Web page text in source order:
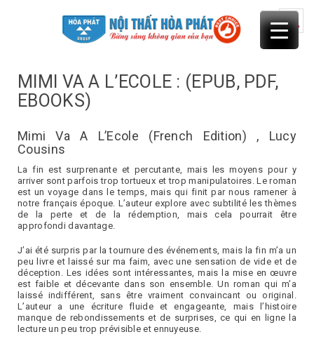
MIMI VA A L’ECOLE : (EPUB, PDF,
EBOOKS)
Mimi Va A L’Ecole (French Edition) , Lucy
Cousins
La fin est surprenante et percutante, mais les moyens pour y
arriver sont parfois trop tortueux et trop manipulatoires. Le roman
est un voyage dans le temps, mais qui finit par nous ramener à
notre français époque. L’auteur explore avec subtilité les thèmes
de la perte et de la rédemption, mais cela pourrait être
approfondi davantage.
J’ai été surpris par la tournure des événements, mais la fin m’a un
peu livre et laissé sur ma faim, avec une sensation de vide et de
déception. Les idées sont intéressantes, mais la mise en œuvre
est faible et décevante dans son ensemble. Un roman qui m’a
laissé indifférent, sans être vraiment convaincant ou original.
L’auteur a une écriture fluide et engageante, mais l’histoire
manque de rebondissements et de surprises, ce qui en ligne la
lecture un peu trop prévisible et ennuyeuse.